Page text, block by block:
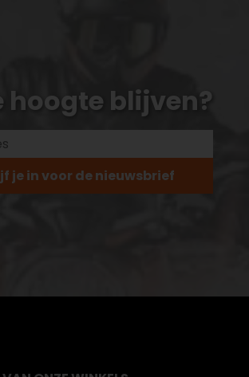
hoogte blijven?
je in voor de nieuwsbrief